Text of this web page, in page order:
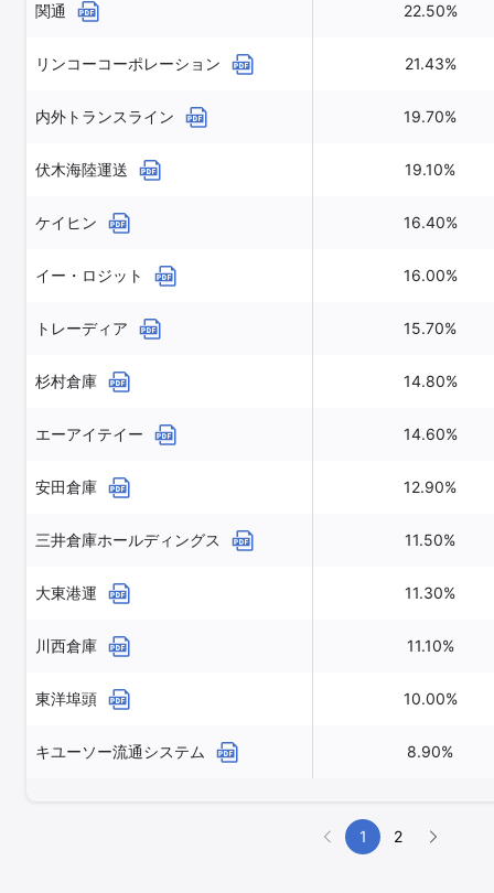
関通 22.50%
リンコーコーポレーション 21.43%
内外トランスライン 19.70%
伏木海陸運送 19.10%
ケイヒン 16.40%
イー・ロジット 16.00%
トレーディア 15.70%
杉村倉庫 14.80%
エーアイテイー 14.60%
安田倉庫 12.90%
三井倉庫ホールディングス 11.50%
大東港運 11.30%
川西倉庫 11.10%
東洋埠頭 10.00%
キユーソー流通システム 8.90%
1 2